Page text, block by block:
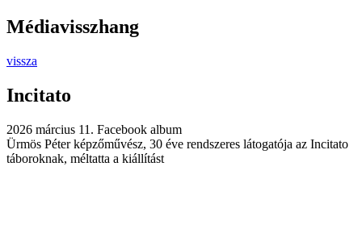
Médiavisszhang
vissza
Incitato
2026 március 11. Facebook album
Ürmös Péter képzőművész, 30 éve rendszeres látogatója az Incitato
táboroknak, méltatta a kiállítást